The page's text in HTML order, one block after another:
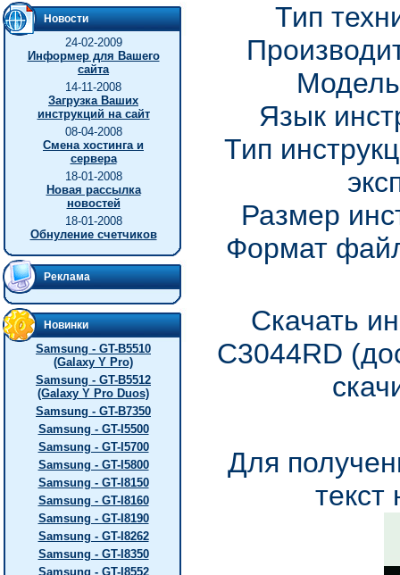
Новости
24-02-2009
Информер для Вашего
сайта
14-11-2008
Загрузка Ваших
инструкций на сайт
08-04-2008
Смена хостинга и
сервера
18-01-2008
Новая рассылка
новостей
18-01-2008
Обнуление счетчиков
Реклама
Новинки
Samsung - GT-B5510
(Galaxy Y Pro)
Samsung - GT-B5512
(Galaxy Y Pro Duos)
Samsung - GT-B7350
Samsung - GT-I5500
Samsung - GT-I5700
Samsung - GT-I5800
Samsung - GT-I8150
Samsung - GT-I8160
Samsung - GT-I8190
Samsung - GT-I8262
Samsung - GT-I8350
Samsung - GT-I8552
Тип
Язык
Тип
Размер
Формат
Скачать
C3044RD
Для
текст